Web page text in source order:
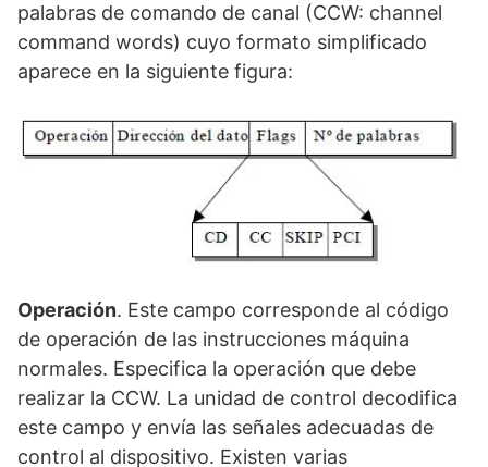
palabras de comando de canal (CCW: channel
command words) cuyo formato simplificado
aparece en la siguiente figura:
Operación. Este campo corresponde al código
de operación de las instrucciones máquina
normales. Especifica la operación que debe
realizar la CCW. La unidad de control decodifica
este campo y envía las señales adecuadas de
control al dispositivo. Existen varias